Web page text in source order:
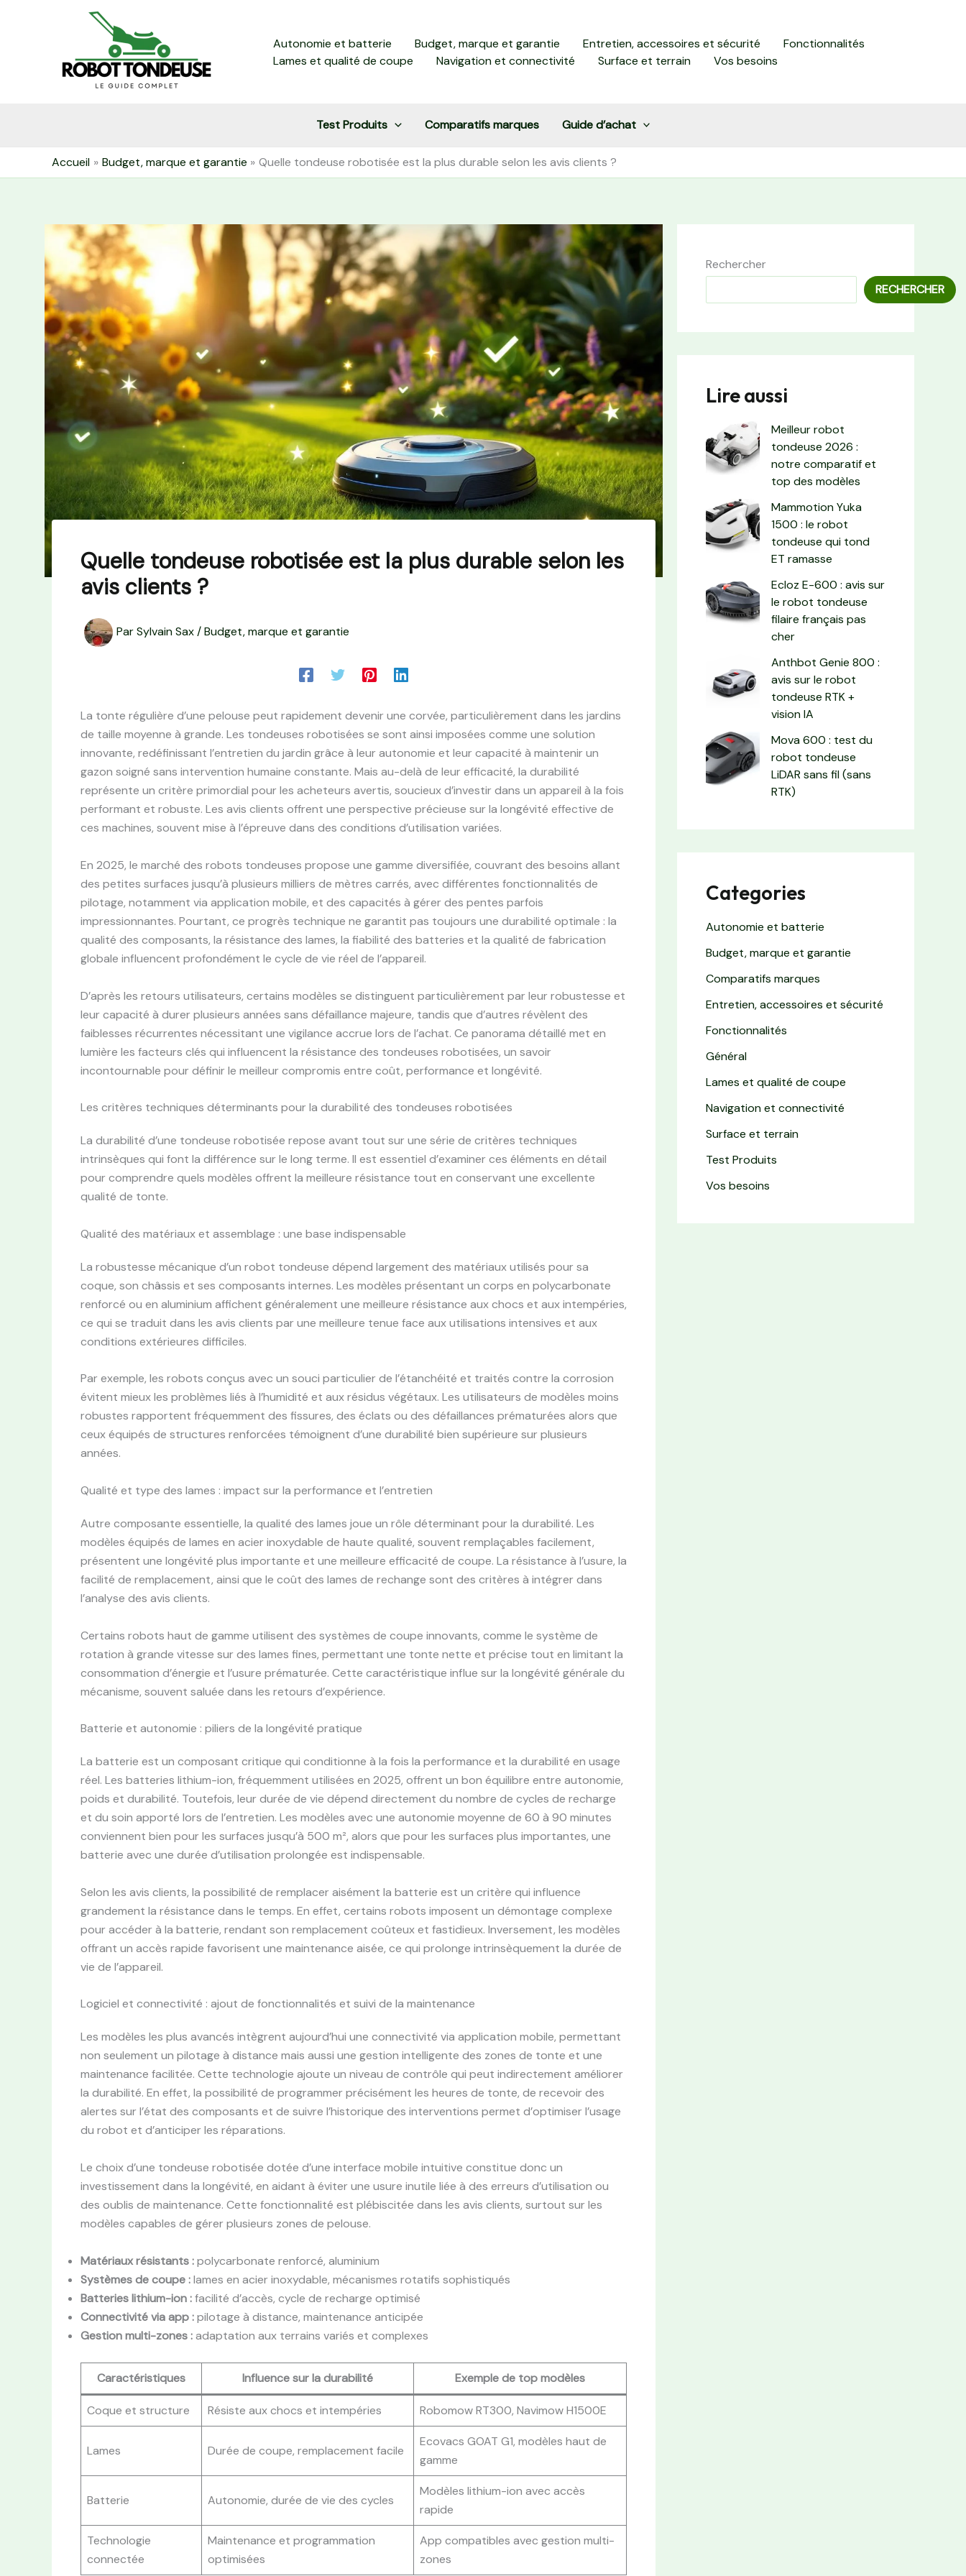
Autonomie et batterie Budget, marque et garantie Entretien, accessoires et sécurité
Fonctionnalités
Lames et qualité de coupe
Navigation et connectivité Surface et terrain Vos besoins
Test Produits Comparatifs marques Guide d’achat
Accueil Budget, marque et garantie Quelle tondeuse robotisée est la plus durable selon les avis clients ?
Quelle tondeuse robotisée est la plus durable selon les
avis clients ?
ParSylvain Sax/Budget, marque et garantie
La tonte régulière d’une pelouse peut rapidement devenir une corvée, particulièrement dans les jardins
de taille moyenne à grande. Les tondeuses robotisées se sont ainsi imposées comme une solution
innovante, redéfinissant l’entretien du jardin grâce à leur autonomie et leur capacité à maintenir un
gazon soigné sans intervention humaine constante. Mais au-delà de leur efficacité, la durabilité
représente un critère primordial pour les acheteurs avertis, soucieux d’investir dans un appareil à la fois
performant et robuste. Les avis clients offrent une perspective précieuse sur la longévité effective de
ces machines, souvent mise à l’épreuve dans des conditions d’utilisation variées.
En 2025, le marché des robots tondeuses propose une gamme diversifiée, couvrant des besoins allant
des petites surfaces jusqu’à plusieurs milliers de mètres carrés, avec différentes fonctionnalités de
pilotage, notamment via application mobile, et des capacités à gérer des pentes parfois
impressionnantes. Pourtant, ce progrès technique ne garantit pas toujours une durabilité optimale : la
qualité des composants, la résistance des lames, la fiabilité des batteries et la qualité de fabrication
globale influencent profondément le cycle de vie réel de l’appareil.
D’après les retours utilisateurs, certains modèles se distinguent particulièrement par leur robustesse et
leur capacité à durer plusieurs années sans défaillance majeure, tandis que d’autres révèlent des
faiblesses récurrentes nécessitant une vigilance accrue lors de l’achat. Ce panorama détaillé met en
lumière les facteurs clés qui influencent la résistance des tondeuses robotisées, un savoir
incontournable pour définir le meilleur compromis entre coût, performance et longévité.
Les critères techniques déterminants pour la durabilité des tondeuses robotisées
La durabilité d’une tondeuse robotisée repose avant tout sur une série de critères techniques
intrinsèques qui font la différence sur le long terme. Il est essentiel d’examiner ces éléments en détail
pour comprendre quels modèles offrent la meilleure résistance tout en conservant une excellente
qualité de tonte.
Qualité des matériaux et assemblage : une base indispensable
La robustesse mécanique d’un robot tondeuse dépend largement des matériaux utilisés pour sa
coque, son châssis et ses composants internes. Les modèles présentant un corps en polycarbonate
renforcé ou en aluminium affichent généralement une meilleure résistance aux chocs et aux intempéries,
ce qui se traduit dans les avis clients par une meilleure tenue face aux utilisations intensives et aux
conditions extérieures difficiles.
Par exemple, les robots conçus avec un souci particulier de l’étanchéité et traités contre la corrosion
évitent mieux les problèmes liés à l’humidité et aux résidus végétaux. Les utilisateurs de modèles moins
robustes rapportent fréquemment des fissures, des éclats ou des défaillances prématurées alors que
ceux équipés de structures renforcées témoignent d’une durabilité bien supérieure sur plusieurs
années.
Qualité et type des lames : impact sur la performance et l’entretien
Autre composante essentielle, la qualité des lames joue un rôle déterminant pour la durabilité. Les
modèles équipés de lames en acier inoxydable de haute qualité, souvent remplaçables facilement,
présentent une longévité plus importante et une meilleure efficacité de coupe. La résistance à l’usure, la
facilité de remplacement, ainsi que le coût des lames de rechange sont des critères à intégrer dans
l’analyse des avis clients.
Certains robots haut de gamme utilisent des systèmes de coupe innovants, comme le système de
rotation à grande vitesse sur des lames fines, permettant une tonte nette et précise tout en limitant la
consommation d’énergie et l’usure prématurée. Cette caractéristique influe sur la longévité générale du
mécanisme, souvent saluée dans les retours d’expérience.
Batterie et autonomie : piliers de la longévité pratique
La batterie est un composant critique qui conditionne à la fois la performance et la durabilité en usage
réel. Les batteries lithium-ion, fréquemment utilisées en 2025, offrent un bon équilibre entre autonomie,
poids et durabilité. Toutefois, leur durée de vie dépend directement du nombre de cycles de recharge
et du soin apporté lors de l’entretien. Les modèles avec une autonomie moyenne de 60 à 90 minutes
conviennent bien pour les surfaces jusqu’à 500 m², alors que pour les surfaces plus importantes, une
batterie avec une durée d’utilisation prolongée est indispensable.
Selon les avis clients, la possibilité de remplacer aisément la batterie est un critère qui influence
grandement la résistance dans le temps. En effet, certains robots imposent un démontage complexe
pour accéder à la batterie, rendant son remplacement coûteux et fastidieux. Inversement, les modèles
offrant un accès rapide favorisent une maintenance aisée, ce qui prolonge intrinsèquement la durée de
vie de l’appareil.
Logiciel et connectivité : ajout de fonctionnalités et suivi de la maintenance
Les modèles les plus avancés intègrent aujourd’hui une connectivité via application mobile, permettant
non seulement un pilotage à distance mais aussi une gestion intelligente des zones de tonte et une
maintenance facilitée. Cette technologie ajoute un niveau de contrôle qui peut indirectement améliorer
la durabilité. En effet, la possibilité de programmer précisément les heures de tonte, de recevoir des
alertes sur l’état des composants et de suivre l’historique des interventions permet d’optimiser l’usage
du robot et d’anticiper les réparations.
Le choix d’une tondeuse robotisée dotée d’une interface mobile intuitive constitue donc un
investissement dans la longévité, en aidant à éviter une usure inutile liée à des erreurs d’utilisation ou
des oublis de maintenance. Cette fonctionnalité est plébiscitée dans les avis clients, surtout sur les
modèles capables de gérer plusieurs zones de pelouse.
Matériaux résistants :polycarbonate renforcé, aluminium
Systèmes de coupe :lames en acier inoxydable, mécanismes rotatifs sophistiqués
Batteries lithium-ion :facilité d’accès, cycle de recharge optimisé
Connectivité via app :pilotage à distance, maintenance anticipée
Gestion multi-zones :adaptation aux terrains variés et complexes
Caractéristiques Influence sur la durabilité Exemple de top modèles
Coque et structure Résiste aux chocs et intempéries Robomow RT300, Navimow H1500E
Lames Durée de coupe, remplacement facile
Ecovacs GOAT G1, modèles haut de
gamme
Batterie Autonomie, durée de vie des cycles
Modèles lithium-ion avec accès
rapide
Technologie
connectée
Maintenance et programmation
optimisées
App compatibles avec gestion multi-
zones
Rechercher
RECHERCHER
Lire aussi
Meilleur robot
tondeuse 2026 :
notre comparatif et
top des modèles
Mammotion Yuka
1500 : le robot
tondeuse qui tond
ET ramasse
Ecloz E-600 : avis sur
le robot tondeuse
filaire français pas
cher
Anthbot Genie 800 :
avis sur le robot
tondeuse RTK +
vision IA
Mova 600 : test du
robot tondeuse
LiDAR sans fil (sans
RTK)
Categories
Autonomie et batterie
Budget, marque et garantie
Comparatifs marques
Entretien, accessoires et sécurité
Fonctionnalités
Général
Lames et qualité de coupe
Navigation et connectivité
Surface et terrain
Test Produits
Vos besoins